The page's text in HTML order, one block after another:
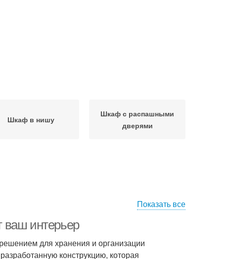
Шкаф в нишу
Шкаф с распашными
дверями
Показать все
ваш интерьер
для хранения и организации
конструкцию, которая